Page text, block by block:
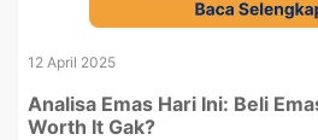
12 April 2025
Analisa Emas Hari Ini: Beli
Worth It Gak?